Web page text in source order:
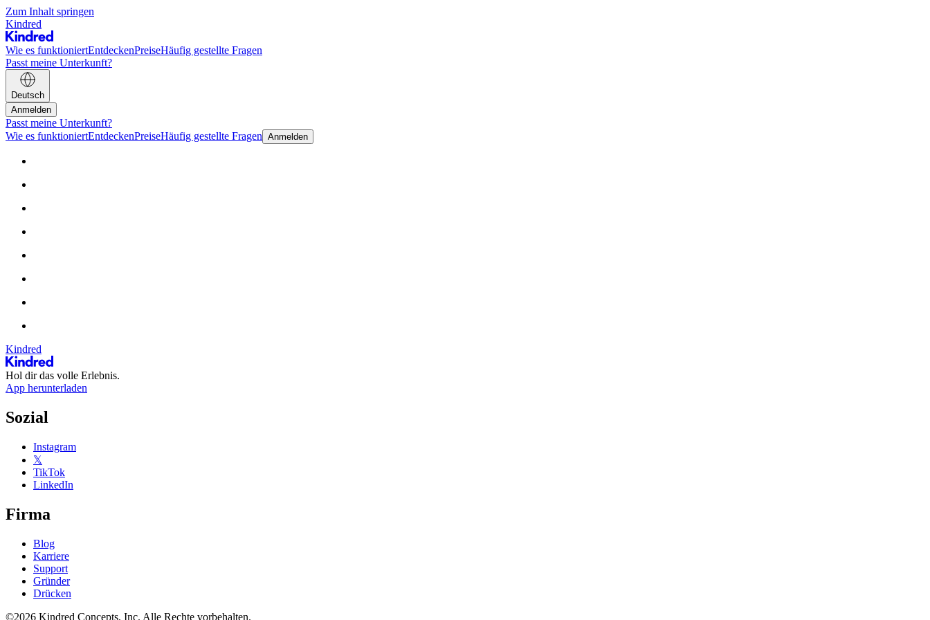
Zum Inhalt springen
Kindred
Wie es funktioniertEntdeckenPreiseHäufig gestellte Fragen
Passt meine Unterkunft?
Deutsch
Anmelden
Passt meine Unterkunft?
Wie es funktioniertEntdeckenPreiseHäufig gestellte Fragen Anmelden
Kindred
Hol dir das volle Erlebnis.
App herunterladen
Sozial
Instagram
𝕏
TikTok
LinkedIn
Firma
Blog
Karriere
Support
Gründer
Drücken
©2026 Kindred Concepts, Inc. Alle Rechte vorbehalten.